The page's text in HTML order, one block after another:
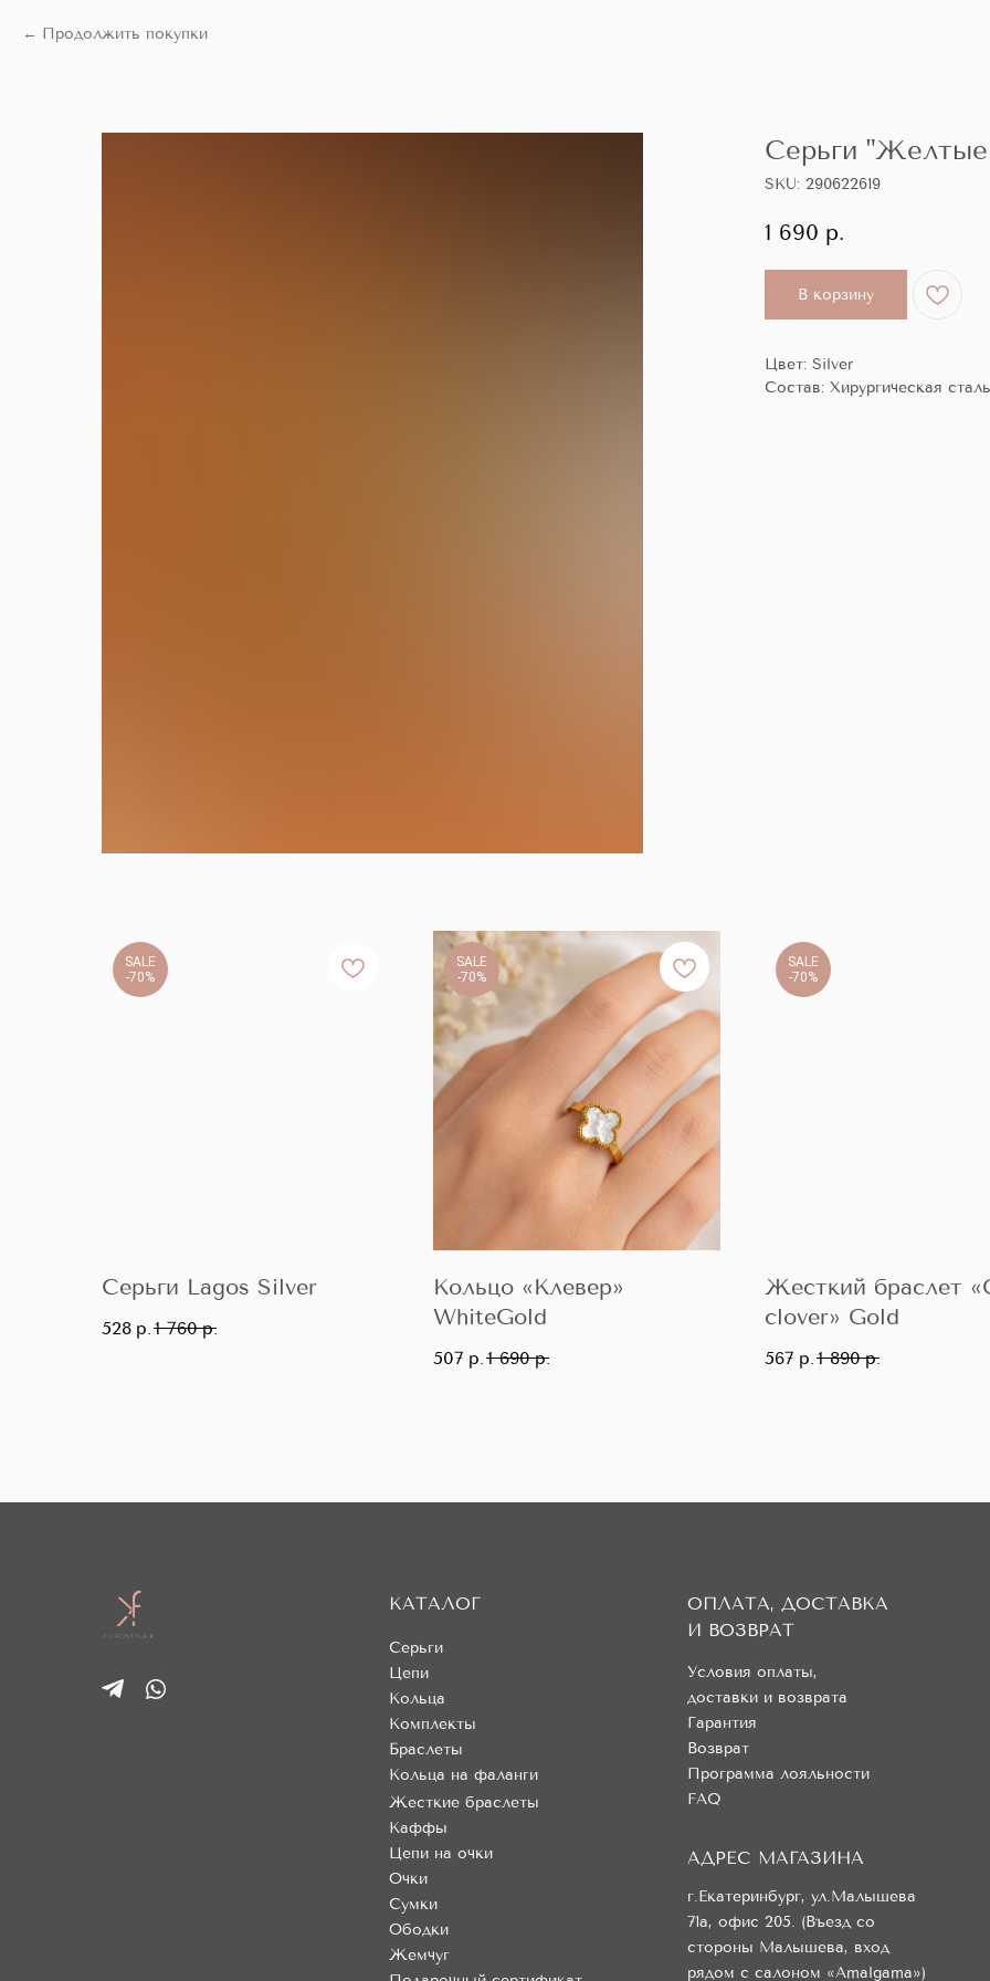
Продолжить покупки
Серьги "Желтые
SKU: 290622619
1 690 р.
В корзину
Цвет: Silver
Состав: Хирургическая сталь
SALE
-70%
Серьги Lagos Silver
528 р. 1 760 р.
SALE
-70%
Кольцо «Клевер»
WhiteGold
507 р. 1 690 р.
SALE
-70%
Жесткий браслет
clover» Gold
567 р. 1 890 р.
Серьги
Цепи
Кольца
Комплекты
Браслеты
Кольца на фаланги
Условия оплаты,
доставки и возврата
Гарантия
Возврат
Программа лояльности
FAQ
КАТАЛОГ
ОПЛАТА, ДОСТАВКА
И ВОЗВРАТ
Жесткие браслеты
Каффы
Цепи на очки
Очки
Сумки
Ободки
Жемчуг
АДРЕС МАГАЗИНА
г.Екатеринбург, ул.Малышева
71а, офис 205. (Въезд со
стороны Малышева, вход
рядом с салоном «Amalgama»)